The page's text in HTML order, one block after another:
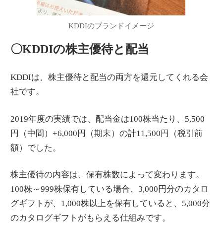
KDDIのブランドイメージ
〇KDDIの株主優待と配当
KDDIは、株主優待と配当の両方を還元してくれる会
社です。
2019年度の実績では、配当金は100株当たり、5,500
円（中間）+6,000円（期末）の計11,500円（税引前
額）でした。
株主優待の内容は、保有株数によって変わります。
100株～999株保有している場合、3,000円分のカタロ
グギフトが、1,000株以上を保有していると、5,000分
のカタログギフトがもらえる仕組みです。